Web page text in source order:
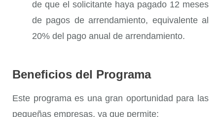
de que el solicitante haya pagado 12 meses
de pagos de arrendamiento, equivalente al
20% del pago anual de arrendamiento.
Beneficios del Programa
Este programa es una gran oportunidad para las
pequeñas empresas, ya que permite: